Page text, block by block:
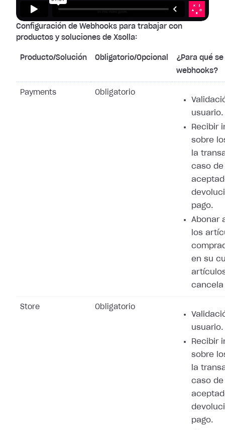
Configuración de Webhooks para trabajar con
productos y soluciones de Xsolla:
Producto/Solución Obligatorio/Opcional
¿Para qué
webhooks?
Payments Obligatorio
usuario.
Recibir
sobre
la
caso de
pago.
Abonar
los
en su
cancela
Store Obligatorio
usuario.
Recibir
sobre
la
caso de
pago.